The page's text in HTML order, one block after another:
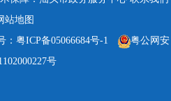
站地图
：粤ICP备05066684号-1
粤公网安
号